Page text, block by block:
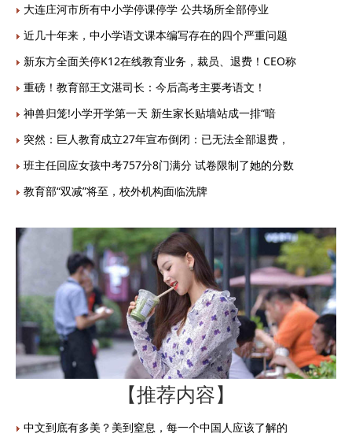
大连庄河市所有中小学停课停学 公共场所全部停业
近几十年来，中小学语文课本编写存在的四个严重问题
新东方全面关停K12在线教育业务，裁员、退费！CEO称
重磅！教育部王文湛司长：今后高考主要考语文！
神兽归笼!小学开学第一天 新生家长贴墙站成一排“暗
突然：巨人教育成立27年宣布倒闭：已无法全部退费，
班主任回应女孩中考757分8门满分 试卷限制了她的分数
教育部“双减”将至，校外机构面临洗牌
【推荐内容】
中文到底有多美？美到窒息，每一个中国人应该了解的